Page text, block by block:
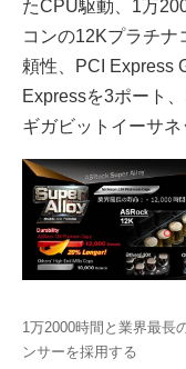
たCPU駆動、1万
コンの12Kプラチナ
頼性、PCI Express
Expressを3ポート
ギガビットイーサネ
1万2000時間と業界最長
ンサーを採用する